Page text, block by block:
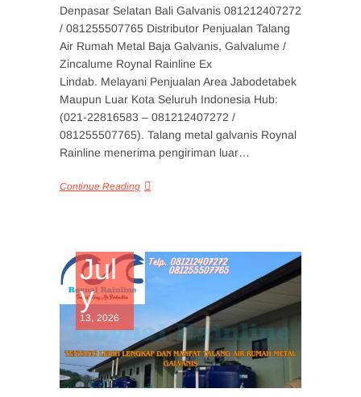
Denpasar Selatan Bali Galvanis 081212407272
/ 081255507765 Distributor Penjualan Talang
Air Rumah Metal Baja Galvanis, Galvalume /
Zincalume Roynal Rainline Ex
Lindab. Melayani Penjualan Area Jabodetabek
Maupun Luar Kota Seluruh Indonesia Hub:
(021-22816583 – 081212407272 /
081255507765). Talang metal galvanis Roynal
Rainline menerima pengiriman luar…
Continue Reading
Jul
y
13, 2026